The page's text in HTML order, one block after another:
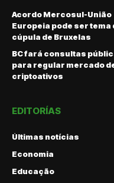
Acordo Mercosul-União
Europeia pode ser tema
cúpula de Bruxelas
BC fará consultas
para regular mercado
criptoativos
EDITORÍAS
Últimas notícias
Economia
Educação